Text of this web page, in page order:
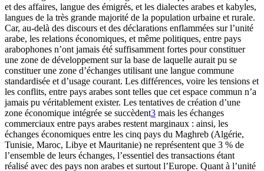
et des affaires, langue des émigrés, et les dialectes arabes et kabyles,
langues de la très grande majorité de la population urbaine et rurale.
Car, au-delà des discours et des déclarations enflammées sur l’unité
arabe, les relations économiques, et même politiques, entre pays
arabophones n’ont jamais été suffisamment fortes pour constituer
une zone de développement sur la base de laquelle aurait pu se
constituer une zone d’échanges utilisant une langue commune
standardisée et d’usage courant. Les différences, voire les tensions et
les conflits, entre pays arabes sont telles que cet espace commun n’a
jamais pu véritablement exister. Les tentatives de création d’une
zone économique intégrée se succèdent3 mais les échanges
commerciaux entre pays arabes restent marginaux : ainsi, les
échanges économiques entre les cinq pays du Maghreb (Algérie,
Tunisie, Maroc, Libye et Mauritanie) ne représentent que 3 % de
l’ensemble de leurs échanges, l’essentiel des transactions étant
réalisé avec des pays non arabes et surtout l’Europe. Quant à l’unité